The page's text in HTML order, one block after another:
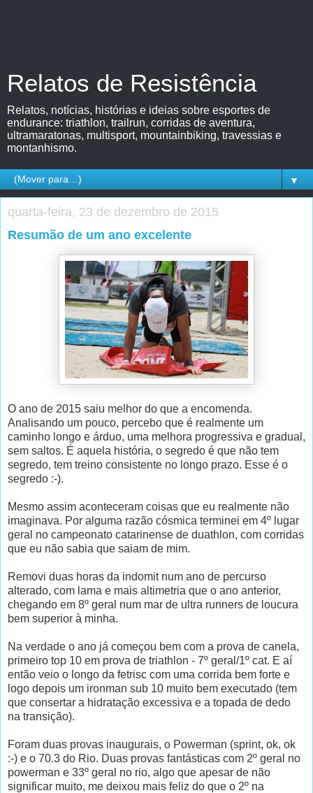
Relatos de Resistência
Relatos, notícias, histórias e ideias sobre esportes de
endurance: triathlon, trailrun, corridas de aventura,
ultramaratonas, multisport, mountainbiking, travessias e
montanhismo.
▼
quarta-feira, 23 de dezembro de 2015
Resumão de um ano excelente
O ano de 2015 saiu melhor do que a encomenda.
Analisando um pouco, percebo que é realmente um
caminho longo e árduo, uma melhora progressiva e gradual,
sem saltos. É aquela história, o segredo é que não tem
segredo, tem treino consistente no longo prazo. Esse é o
segredo :-).
Mesmo assim aconteceram coisas que eu realmente não
imaginava. Por alguma razão cósmica terminei em 4º lugar
geral no campeonato catarinense de duathlon, com corridas
que eu não sabia que saiam de mim.
Removi duas horas da indomit num ano de percurso
alterado, com lama e mais altimetria que o ano anterior,
chegando em 8º geral num mar de ultra runners de loucura
bem superior à minha.
Na verdade o ano já começou bem com a prova de canela,
primeiro top 10 em prova de triathlon - 7º geral/1º cat. E aí
então veio o longo da fetrisc com uma corrida bem forte e
logo depois um ironman sub 10 muito bem executado (tem
que consertar a hidratação excessiva e a topada de dedo
na transição).
Foram duas provas inaugurais, o Powerman (sprint, ok, ok
:-) e o 70.3 do Rio. Duas provas fantásticas com 2º geral no
powerman e 33º geral no rio, algo que apesar de não
significar muito, me deixou mais feliz do que o 2º na